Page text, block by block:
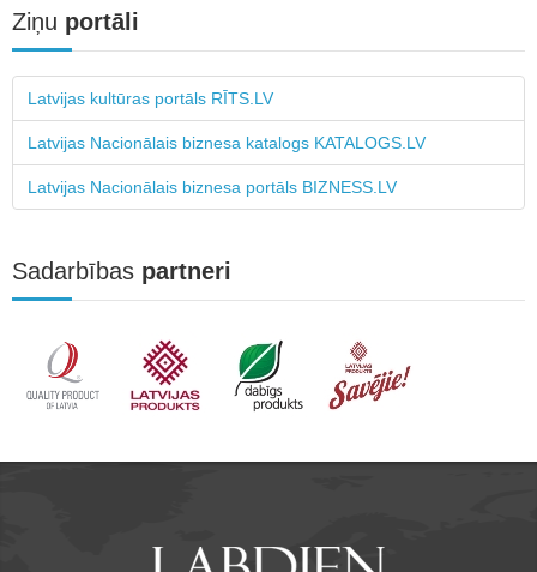
Ziņu portāli
Latvijas kultūras portāls RĪTS.LV
Latvijas Nacionālais biznesa katalogs KATALOGS.LV
Latvijas Nacionālais biznesa portāls BIZNESS.LV
Sadarbības partneri